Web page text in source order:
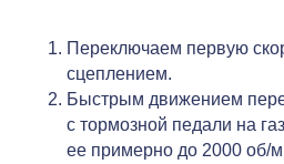
Переключаем первую
сцеплением.
Быстрым движением
с тормозной педали на
ее примерно до 2000 об/